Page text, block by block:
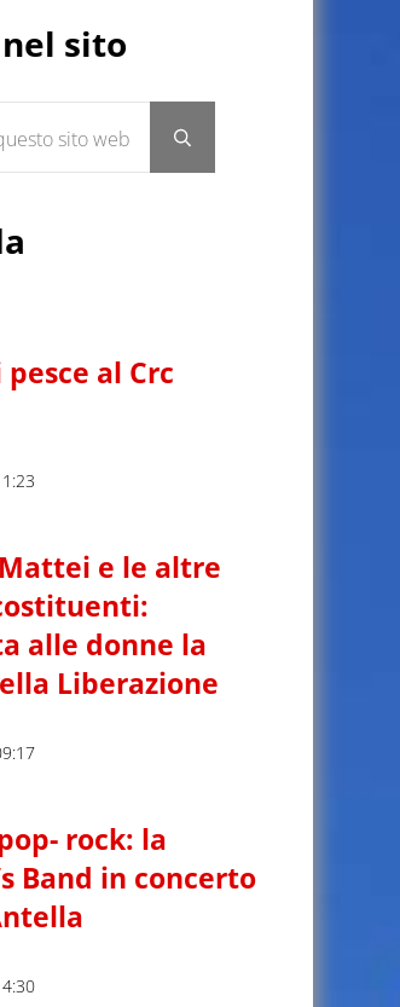
sito
Submit search
pesce al Crc
e le altre
alle donne la
Liberazione
rock: la
Band in concerto